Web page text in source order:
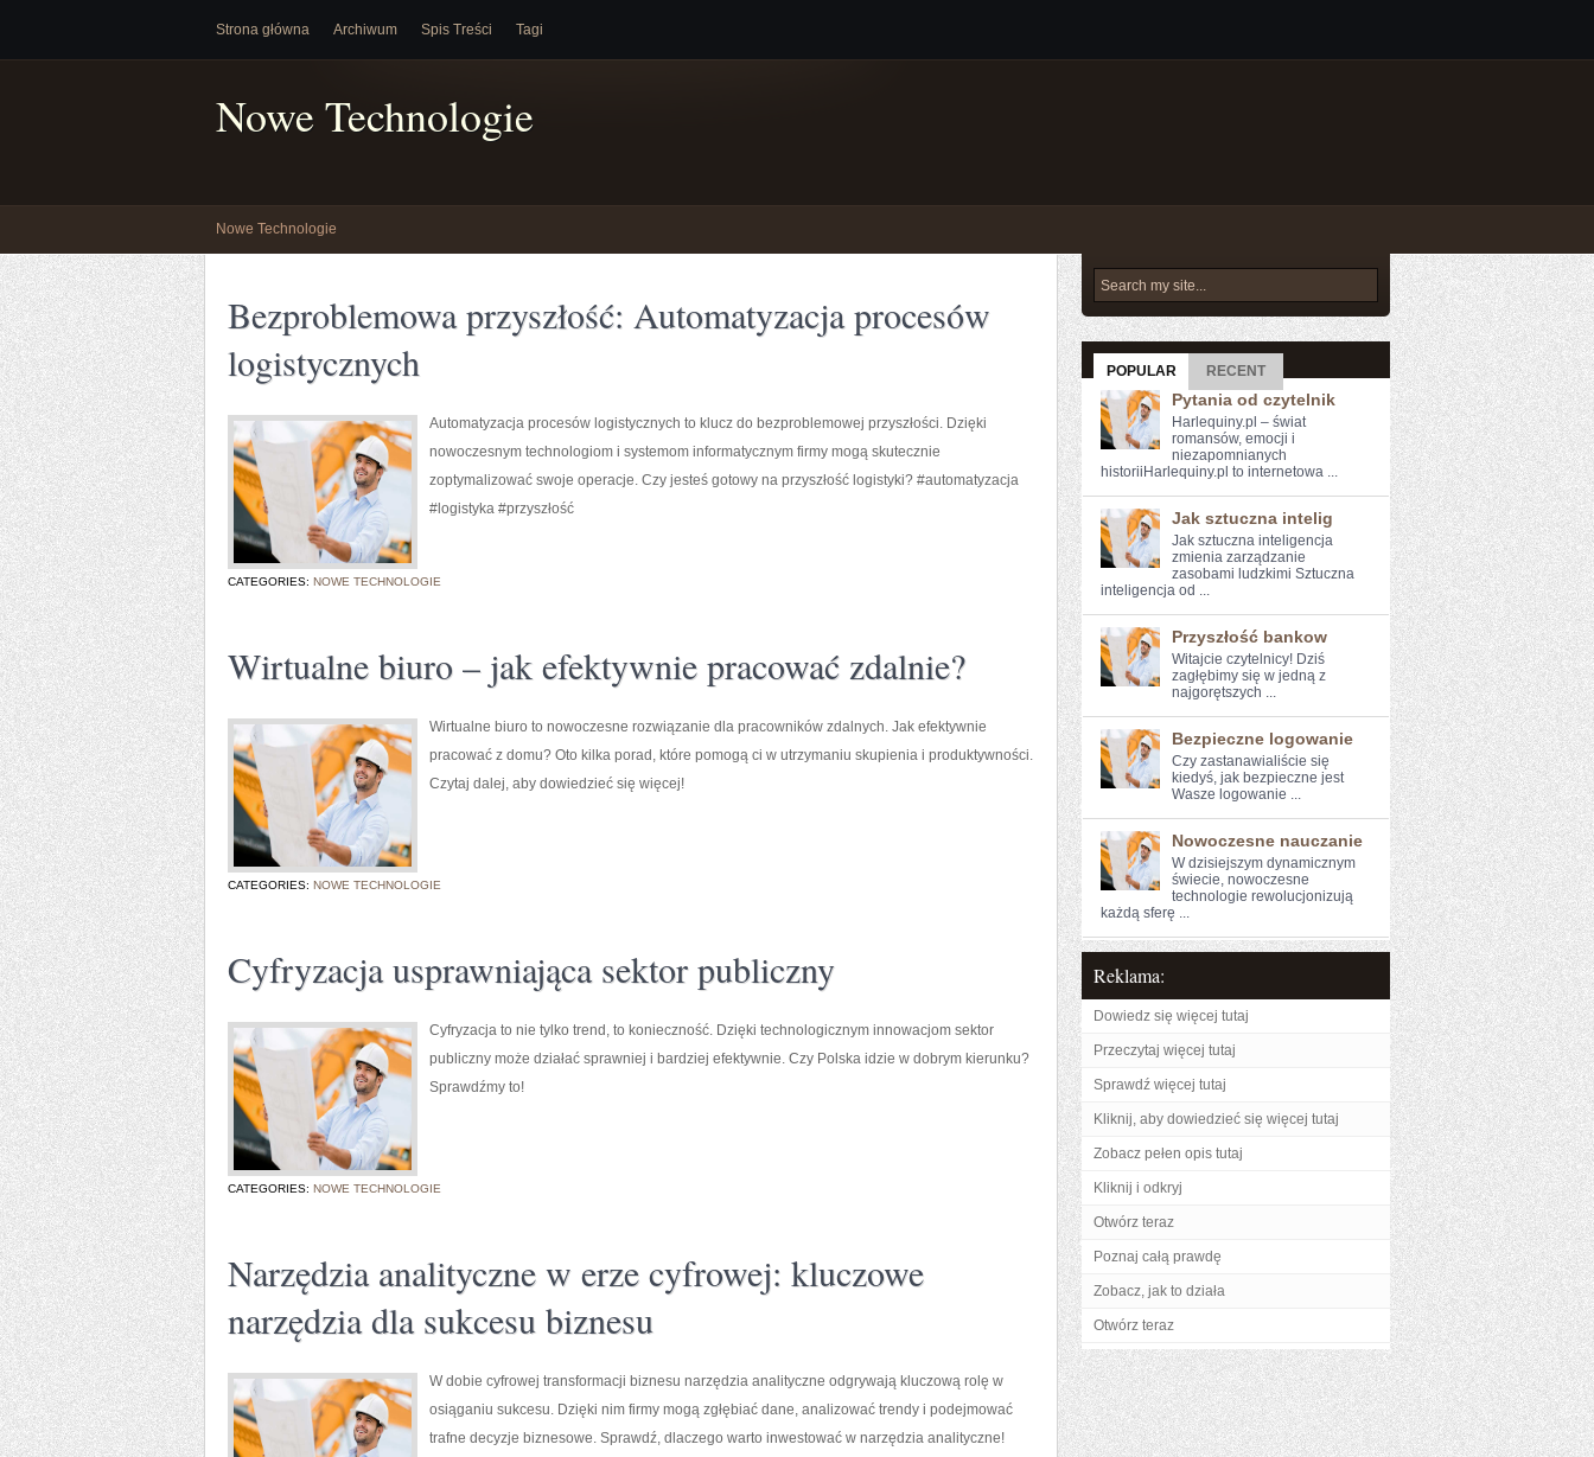
Strona główna Archiwum Spis Treści Tagi
Nowe Technologie
Nowe Technologie
Bezproblemowa przyszłość: Automatyzacja procesów
logistycznych
Automatyzacja procesów logistycznych to klucz do bezproblemowej przyszłości. Dzięki
nowoczesnym technologiom i systemom informatycznym firmy mogą skutecznie
zoptymalizować swoje operacje. Czy jesteś gotowy na przyszłość logistyki? #automatyzacja
#logistyka #przyszłość
CATEGORIES: NOWE TECHNOLOGIE
Wirtualne biuro – jak efektywnie pracować zdalnie?
Wirtualne biuro to nowoczesne rozwiązanie dla pracowników zdalnych. Jak efektywnie
pracować z domu? Oto kilka porad, które pomogą ci w utrzymaniu skupienia i produktywności.
Czytaj dalej, aby dowiedzieć się więcej!
CATEGORIES: NOWE TECHNOLOGIE
Cyfryzacja usprawniająca sektor publiczny
Cyfryzacja to nie tylko trend, to konieczność. Dzięki technologicznym innowacjom sektor
publiczny może działać sprawniej i bardziej efektywnie. Czy Polska idzie w dobrym kierunku?
Sprawdźmy to!
CATEGORIES: NOWE TECHNOLOGIE
Narzędzia analityczne w erze cyfrowej: kluczowe
narzędzia dla sukcesu biznesu
W dobie cyfrowej transformacji biznesu narzędzia analityczne odgrywają kluczową rolę w
osiąganiu sukcesu. Dzięki nim firmy mogą zgłębiać dane, analizować trendy i podejmować
trafne decyzje biznesowe. Sprawdź, dlaczego warto inwestować w narzędzia analityczne!
POPULAR RECENT
Pytania od czytelnik
Harlequiny.pl – świat
romansów, emocji i
niezapomnianych
historiiHarlequiny.pl to internetowa ...
Jak sztuczna intelig
Jak sztuczna inteligencja
zmienia zarządzanie
zasobami ludzkimi Sztuczna
inteligencja od ...
Przyszłość bankow
Witajcie czytelnicy! Dziś⁤
zagłębimy⁤ się ⁣w jedną z
najgorętszych ...
Bezpieczne logowanie
Czy zastanawialiście się​
kiedyś, jak bezpieczne jest
Wasze logowanie ...
Nowoczesne nauczanie
W ⁢dzisiejszym dynamicznym ​
świecie, nowoczesne
technologie rewolucjonizują
⁤każdą sferę ...
Reklama:
Dowiedz się więcej tutaj
Przeczytaj więcej tutaj
Sprawdź więcej tutaj
Kliknij, aby dowiedzieć się więcej tutaj
Zobacz pełen opis tutaj
Kliknij i odkryj
Otwórz teraz
Poznaj całą prawdę
Zobacz, jak to działa
Otwórz teraz